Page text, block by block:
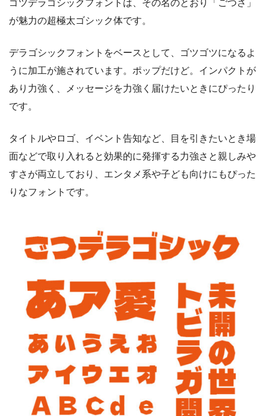
ゴツデラゴシックフォントは、その名のとおり「ごつさ」
が魅力の超極太ゴシック体です。
デラゴシックフォントをベースとして、ゴツゴツになるよ
うに加工が施されています。ポップだけど。インパクトが
あり力強く、メッセージを力強く届けたいときにぴったり
です。
タイトルやロゴ、イベント告知など、目を引きたいとき場
面などで取り入れると効果的に発揮する力強さと親しみや
すさが両立しており、エンタメ系や子ども向けにもぴった
りなフォントです。